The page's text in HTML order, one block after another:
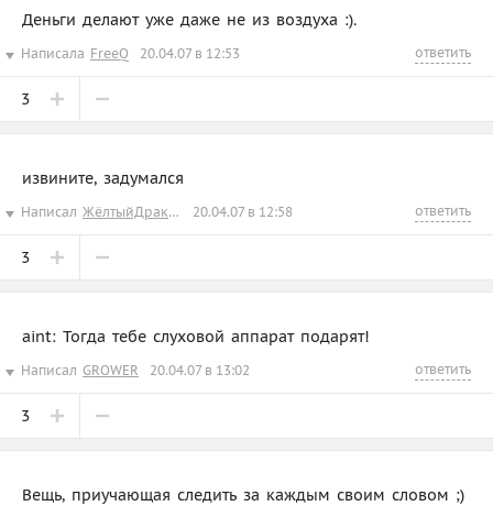
Деньги делают уже даже не из воздуха :).
Написала FreeQ 20.04.07 в 12:53 ответить
3
извините, задумался
Написал ЖёлтыйДракончикД 20.04.07 в 12:58 ответить
3
aint: Тогда тебе слуховой аппарат подарят!
Написал GROWER 20.04.07 в 13:02 ответить
3
Вещь, приучающая следить за каждым своим словом ;)